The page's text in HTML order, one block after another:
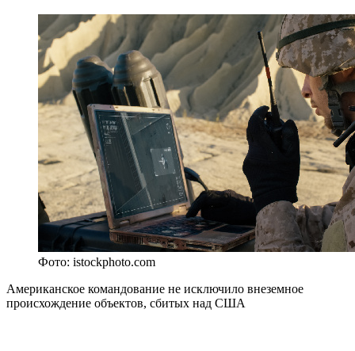
Фото: istockphoto.com
Американское командование не исключило внеземное
происхождение объектов, сбитых над США